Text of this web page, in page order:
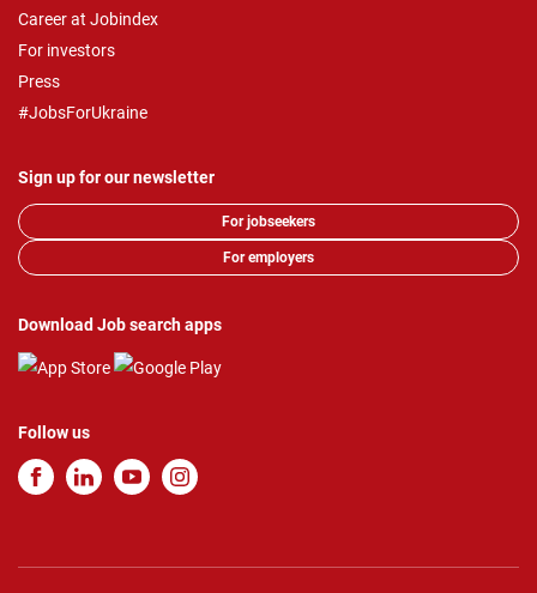
Career at Jobindex
For investors
Press
#JobsForUkraine
Sign up for our newsletter
For jobseekers
For employers
Download Job search apps
Follow us